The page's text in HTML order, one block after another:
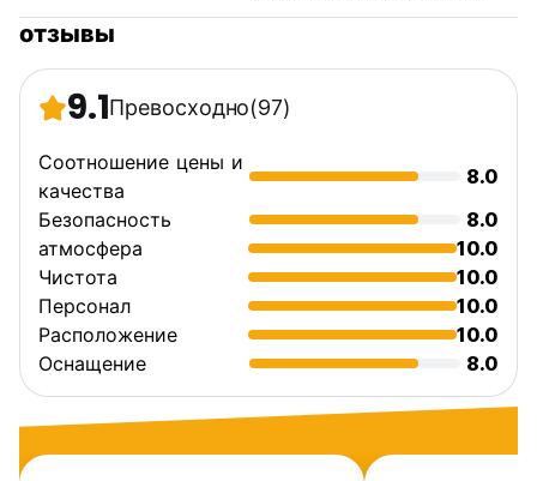
отзывы
9.1Превосходно(97)
Соотношение цены и
качества
8.0
Безопасность
8.0
атмосфера
10.0
Чистота
10.0
Персонал
10.0
Расположение
10.0
Оснащение
8.0